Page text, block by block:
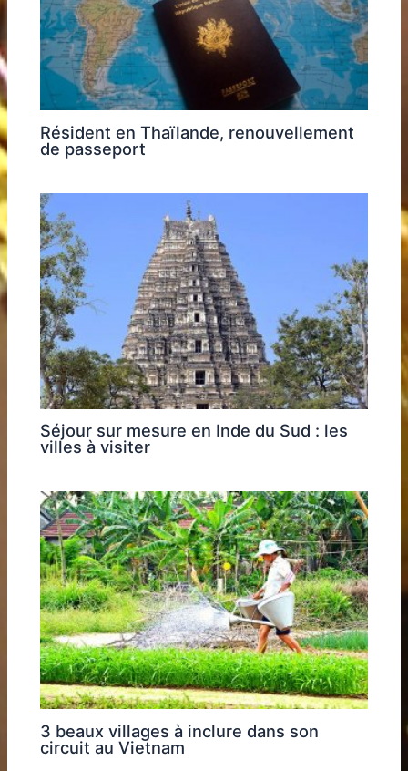
Résident en Thaïlande, renouvellement
de passeport
Séjour sur mesure en Inde du Sud : les
villes à visiter
3 beaux villages à inclure dans son
circuit au Vietnam